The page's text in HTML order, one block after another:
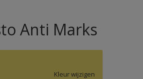
Anti Marks
Kleur wijzigen